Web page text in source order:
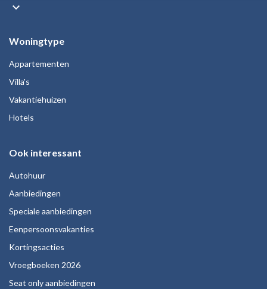
keyboard_arrow_down
Woningtype
Appartementen
Villa's
Vakantiehuizen
Hotels
Ook interessant
Autohuur
Aanbiedingen
Speciale aanbiedingen
Eenpersoonsvakanties
Kortingsacties
Vroegboeken 2026
Seat only aanbiedingen